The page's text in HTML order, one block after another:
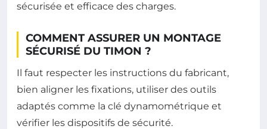
sécurisée et efficace des charges.
COMMENT ASSURER UN MONTAGE
SÉCURISÉ DU TIMON ?
Il faut respecter les instructions du fabricant,
bien aligner les fixations, utiliser des outils
adaptés comme la clé dynamométrique et
vérifier les dispositifs de sécurité.